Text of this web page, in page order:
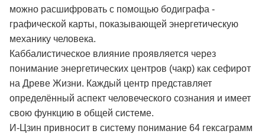
можно расшифровать с помощью бодиграфа -
графической карты, показывающей энергетическую
механику человека.
Каббалистическое влияние проявляется через
понимание энергетических центров (чакр) как сефирот
на Древе Жизни. Каждый центр представляет
определённый аспект человеческого сознания и имеет
свою функцию в общей системе.
И-Цзин привносит в систему понимание 64 гексаграмм